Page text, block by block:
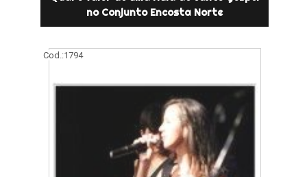
no Conjunto Encosta Norte
Cod.:1794